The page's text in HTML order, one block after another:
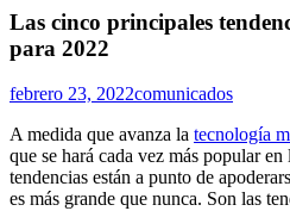
Las cinco principales
para 2022
febrero 23, 2022comunicados
A medida que avanza la tecnología
que se hará cada vez más popular
tendencias están a punto de
es más grande que nunca. Son las